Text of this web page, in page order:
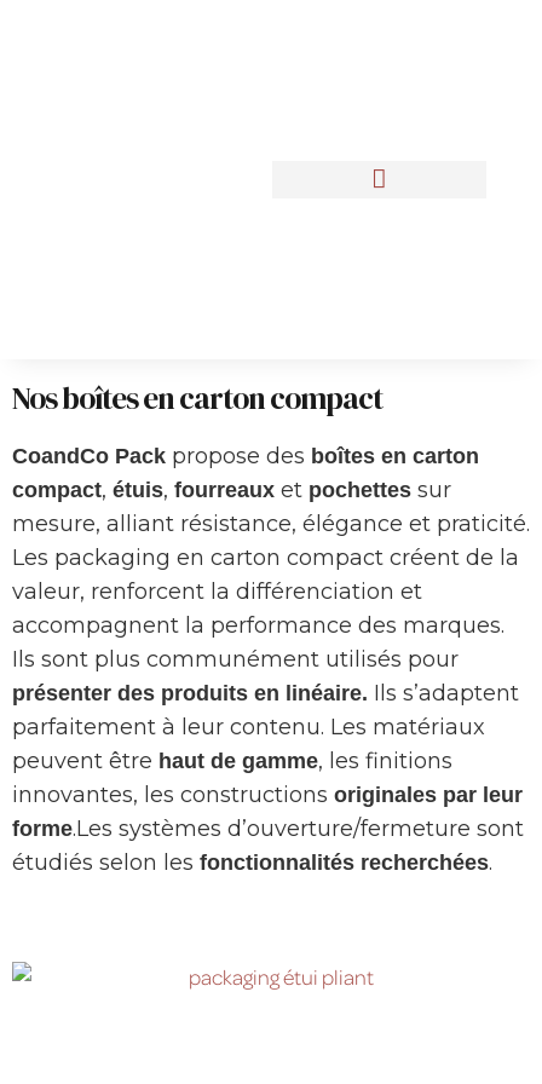
Nos boîtes en carton compact
CoandCo Pack propose des boîtes en carton
compact, étuis, fourreaux et pochettes sur
mesure, alliant résistance, élégance et praticité.
Les packaging en carton compact créent de la
valeur, renforcent la différenciation et
accompagnent la performance des marques.
Ils sont plus communément utilisés pour
présenter des produits en linéaire. Ils s’adaptent
parfaitement à leur contenu. Les matériaux
peuvent être haut de gamme, les finitions
innovantes, les constructions originales par leur
forme.Les systèmes d’ouverture/fermeture sont
étudiés selon les fonctionnalités recherchées.